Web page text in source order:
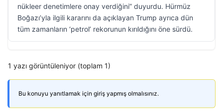
nükleer denetimlere onay verdiğini” duyurdu. Hürmüz
Boğazı’yla ilgili kararını da açıklayan Trump ayrıca dün
tüm zamanların ‘petrol’ rekorunun kırıldığını öne sürdü.
1 yazı görüntüleniyor (toplam 1)
Bu konuyu yanıtlamak için giriş yapmış olmalısınız.